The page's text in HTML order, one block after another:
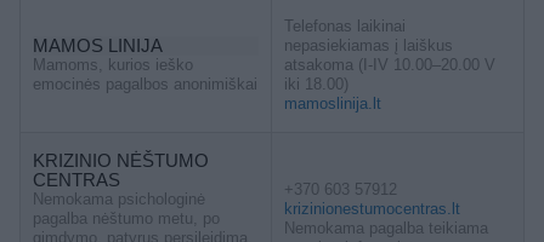
MAMOS LINIJA
Mamoms, kurios ieško
emocinės pagalbos anonimiškai
Telefonas laikinai
nepasiekiamas į laiškus
atsakoma (I-IV 10.00–20.00 V
iki 18.00)
mamoslinija.lt
KRIZINIO NĖŠTUMO
CENTRAS
Nemokama psichologinė
pagalba nėštumo metu, po
gimdymo, patyrus persileidimą,
+370 603 57912
krizinionestumocentras.lt
Nemokama pagalba teikiama